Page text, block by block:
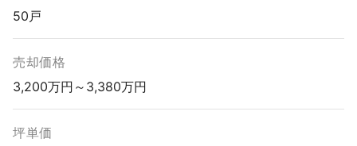
50戸
売却価格
3,200万円～3,380万円
坪単価